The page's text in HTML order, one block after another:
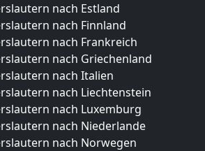
nach Estland
nach Finnland
nach Frankreich
nach Griechenland
nach Italien
nach Liechtenstein
nach Luxemburg
nach Niederlande
nach Norwegen